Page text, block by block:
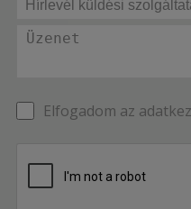
Elfogadom az